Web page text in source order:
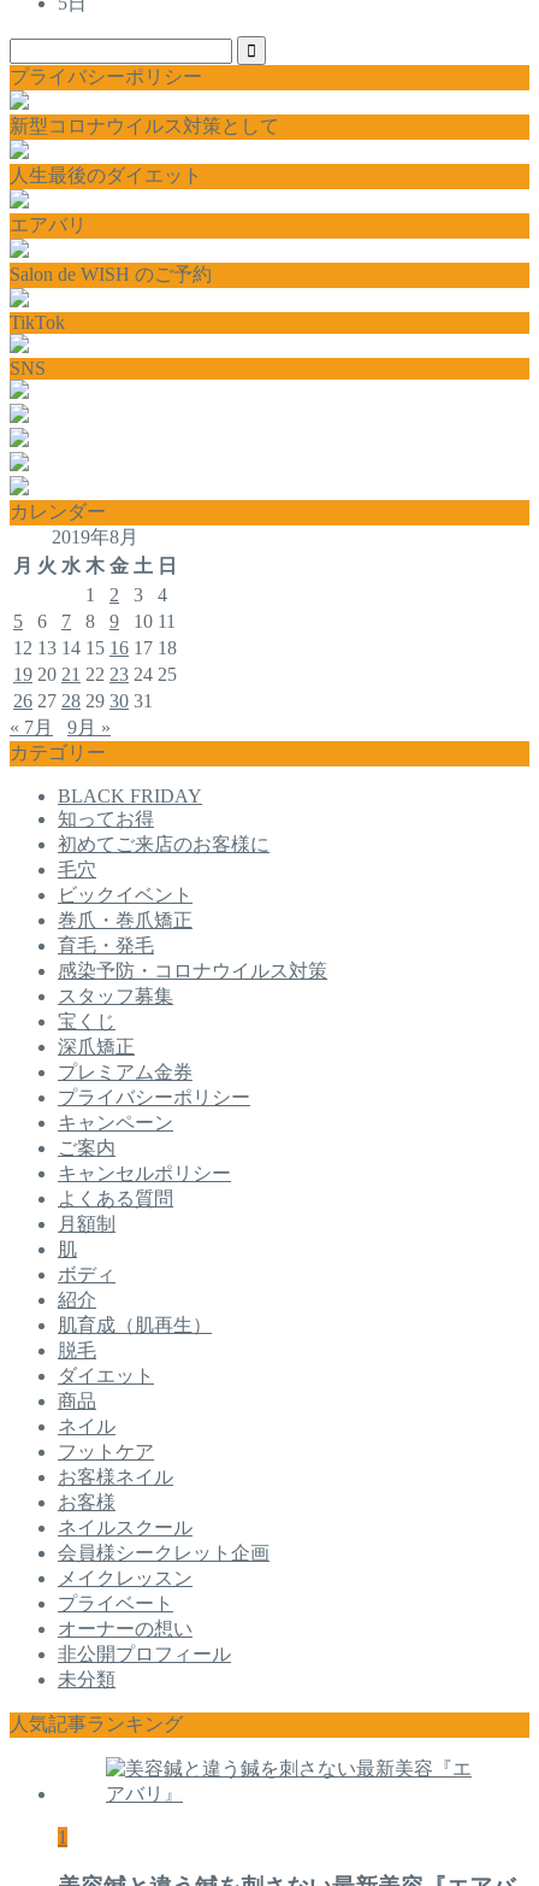
プライバシーポリシー
新型コロナウイルス対策として
人生最後のダイエット
エアバリ
Salon de WISH のご予約
TikTok
SNS
カレンダー
2019年8月
月 火 水 木 金 土 日
1
2 3
4
5
6 7 8 9 10 11
12 13 14 15 16 17 18
19 20 21 22 23 24 25
26 27 28 29 30 31
« 7月
9月 »
カテゴリー
BLACK FRIDAY
知ってお得
初めてご来店のお客様に
毛穴
ビックイベント
巻爪・巻爪矯正
育毛・発毛
感染予防・コロナウイルス対策
スタッフ募集
宝くじ
深爪矯正
プレミアム金券
プライバシーポリシー
キャンペーン
ご案内
キャンセルポリシー
よくある質問
月額制
肌
ボディ
紹介
肌育成（肌再生）
脱毛
ダイエット
商品
ネイル
フットケア
お客様ネイル
お客様
ネイルスクール
会員様シークレット企画
メイクレッスン
プライベート
オーナーの想い
非公開プロフィール
未分類
人気記事ランキング
1